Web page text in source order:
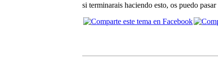
si terminarais haciendo esto, os puedo